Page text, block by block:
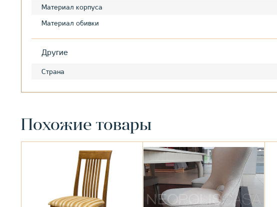
Материал корпуса
Материал обивки
Другие
Страна
Похожие товары